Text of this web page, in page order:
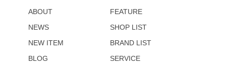
ABOUT
NEWS
NEW ITEM
BLOG
FEATURE
SHOP LIST
BRAND LIST
SERVICE